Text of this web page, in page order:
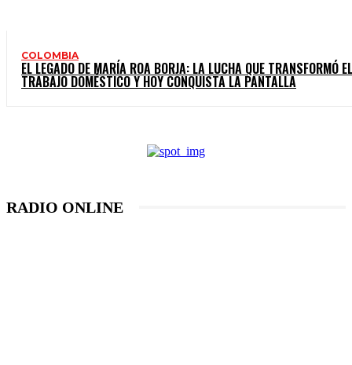
COLOMBIA
EL LEGADO DE MARÍA ROA BORJA: LA LUCHA QUE TRANSFORMÓ EL
TRABAJO DOMÉSTICO Y HOY CONQUISTA LA PANTALLA
RADIO ONLINE